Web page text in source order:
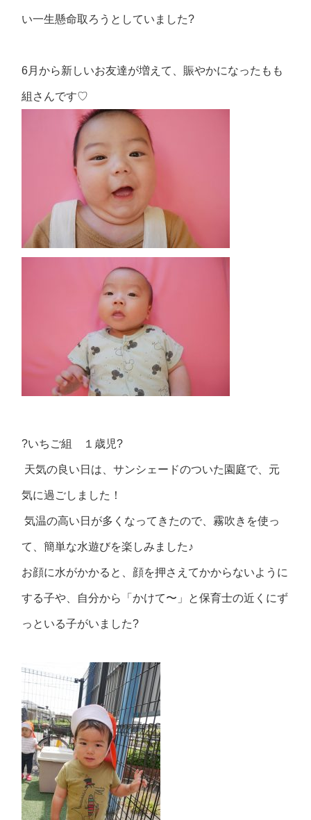
い一生懸命取ろうとしていました?
6月から新しいお友達が増えて、賑やかになったもも
組さんです♡
?いちご組 １歳児?
天気の良い日は、サンシェードのついた園庭で、元
気に過ごしました！
気温の高い日が多くなってきたので、霧吹きを使っ
て、簡単な水遊びを楽しみました♪
お顔に水がかかると、顔を押さえてかからないように
する子や、自分から「かけて〜」と保育士の近くにず
っといる子がいました?